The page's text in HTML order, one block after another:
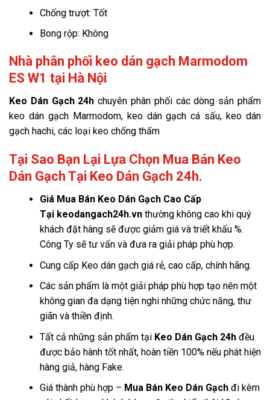
Chống trượt: Tốt
Bong rộp: Không
Nhà phân phối keo dán gạch Marmodom
ES W1 tại Hà Nội
Keo Dán Gạch 24h chuyên phân phối các dòng sản phẩm
keo dán gạch Marmodom, keo dán gạch cá sấu, keo dán
gạch hachi, các loại keo chống thấm
Tại Sao Bạn Lại Lựa Chọn Mua Bán Keo
Dán Gạch Tại Keo Dán Gạch 24h.
GiáMua Bán Keo Dán Gạch Cao Cấp
Tại keodangach24h.vn thường không cao khi quý
khách đặt hàng sẽ được giảm giá và triết khấu %.
Công Ty sẽ tư vấn và đưa ra giải pháp phù hợp.
Cung cấp Keo dán gạch giá rẻ, cao cấp, chính hãng.
Các sản phẩm là một giải pháp phù hợp tạo nên một
không gian đa dạng tiện nghi những chức năng, thư
giãn và thiền định.
Tất cả những sản phẩm tại Keo Dán Gạch 24hđều
được bảo hành tốt nhất, hoàn tiền 100% nếu phát hiện
hàng giả, hàng Fake.
Giá thành phù hợp – Mua Bán Keo Dán Gạch đi kèm